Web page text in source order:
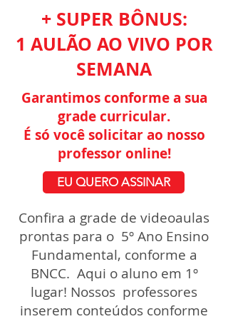
+ SUPER BÔNUS:
1 AULÃO AO VIVO POR
SEMANA
Garantimos conforme a sua
grade curricular.
É só você solicitar ao nosso
professor online!
EU QUERO ASSINAR
Confira a grade de videoaulas
prontas para o 5º Ano Ensino
Fundamental, conforme a
BNCC. Aqui o aluno em 1º
lugar! Nossos professores
inserem conteúdos conforme